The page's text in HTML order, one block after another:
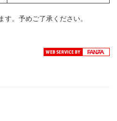
。予めご了承ください。